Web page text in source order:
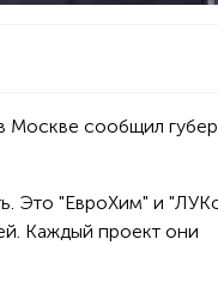
сообщил
Это "ЕвроХим" и
Каждый проект они